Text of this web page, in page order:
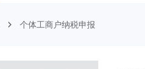
个体工商户纳税申报